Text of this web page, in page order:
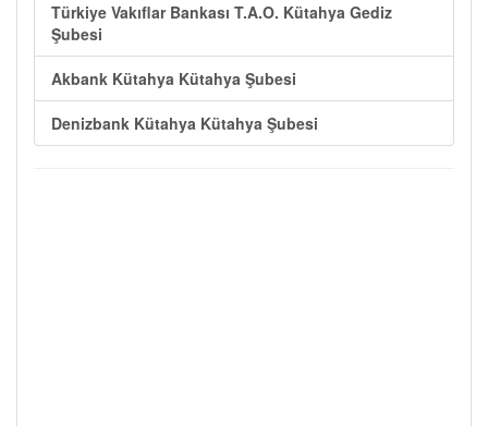
Türkiye Vakıflar Bankası T.A.O. Kütahya Gediz
Şubesi
Akbank Kütahya Kütahya Şubesi
Denizbank Kütahya Kütahya Şubesi